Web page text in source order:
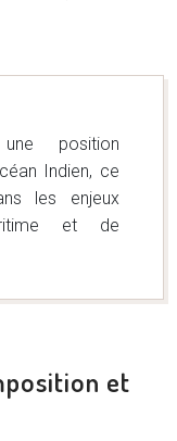
position
Indien, ce
les enjeux
et de
et